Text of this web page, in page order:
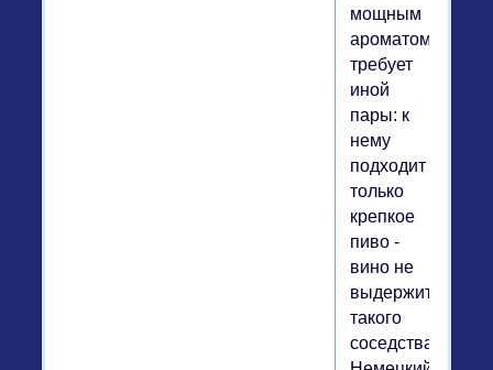
мощным
ароматом
требует
иной
пары: к
нему
подходит
только
крепкое
пиво -
вино не
выдержит
такого
соседства.